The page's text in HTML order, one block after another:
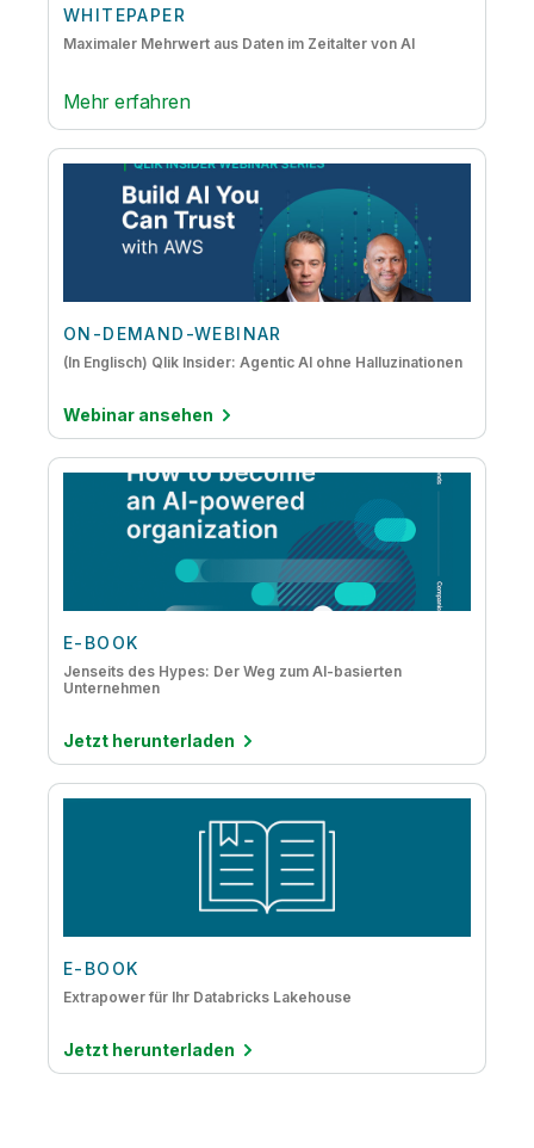
WHITEPAPER
Maximaler Mehrwert aus Daten im Zeitalter von AI
Mehr erfahren
ON-DEMAND-WEBINAR
(In Englisch) Qlik Insider: Agentic AI ohne Halluzinationen
Webinar ansehen
E-BOOK
Jenseits des Hypes: Der Weg zum AI-basierten
Unternehmen
Jetzt herunterladen
E-BOOK
Extrapower für Ihr Databricks Lakehouse
Jetzt herunterladen